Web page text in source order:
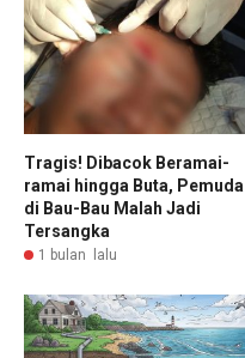
Tragis! Dibacok Beramai-
ramai hingga Buta, Pemuda
di Bau-Bau Malah Jadi
Tersangka
1 bulan lalu